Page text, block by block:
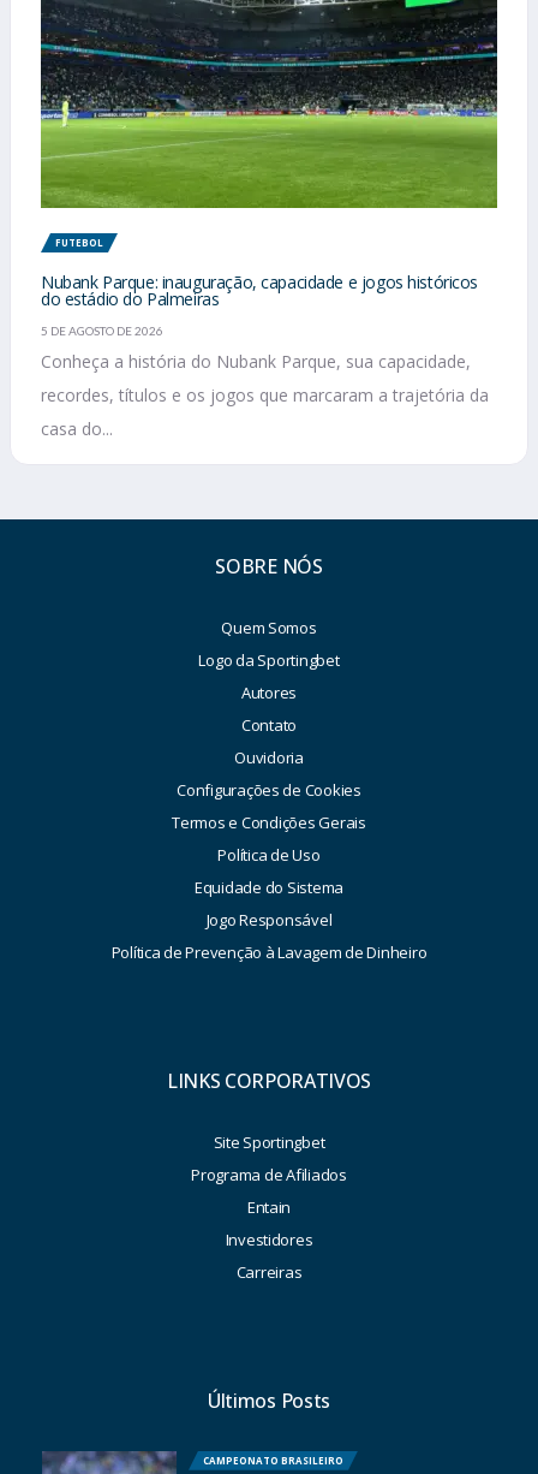
FUTEBOL
Nubank Parque: inauguração, capacidade e jogos históricos
do estádio do Palmeiras
5 DE AGOSTO DE 2026
Conheça a história do Nubank Parque, sua capacidade,
recordes, títulos e os jogos que marcaram a trajetória da
casa do...
SOBRE NÓS
Quem Somos
Logo da Sportingbet
Autores
Contato
Ouvidoria
Configurações de Cookies
Termos e Condições Gerais
Política de Uso
Equidade do Sistema
Jogo Responsável
Política de Prevenção à Lavagem de Dinheiro
LINKS CORPORATIVOS
Site Sportingbet
Programa de Afiliados
Entain
Investidores
Carreiras
Últimos Posts
CAMPEONATO BRASILEIRO